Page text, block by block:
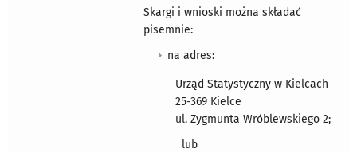
Skargi i wnioski można składać
pisemnie:
na adres:
Urząd Statystyczny w Kielcach
25-369 Kielce
ul. Zygmunta Wróblewskiego 2;
lub